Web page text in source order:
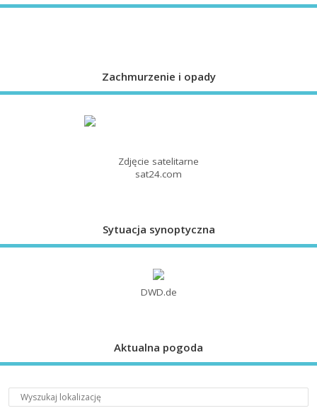
Zachmurzenie i opady
Zdjęcie satelitarne
sat24.com
Sytuacja synoptyczna
DWD.de
Aktualna pogoda